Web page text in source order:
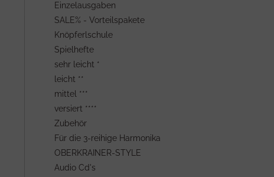
Einzelausgaben
SALE% - Vorteilspakete
Knöpferlschule
Spielhefte
sehr leicht *
leicht **
mittel ***
versiert ****
Zubehör
Für die 3-reihige Harmonika
OBERKRAINER-STYLE
Audio Cd's